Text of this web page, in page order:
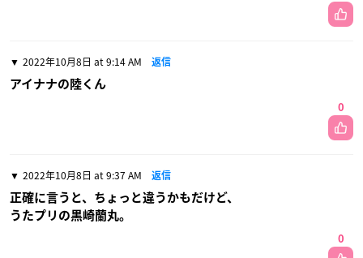
2022年10月8日 at 9:14 AM 返信
アイナナの陸くん
0
2022年10月8日 at 9:37 AM 返信
正確に言うと、ちょっと違うかもだけど、
うたプリの黒崎蘭丸。
0